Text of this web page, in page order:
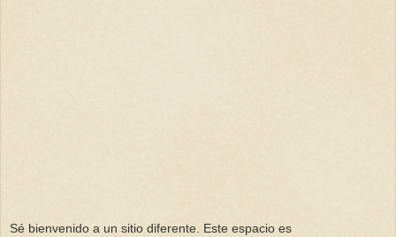
Sé bienvenido a un sitio diferente. Este espacio es